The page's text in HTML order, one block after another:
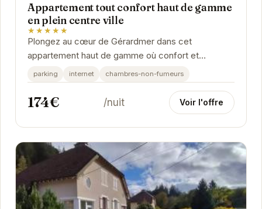
Appartement tout confort haut de gamme
en plein centre ville
★★★★★
Plongez au cœur de Gérardmer dans cet
appartement haut de gamme où confort et
élégance se rencontrent. Idéalement situé, il offre
un accès...
parking internet chambres-non-fumeurs
174€ /nuit Voir l'offre